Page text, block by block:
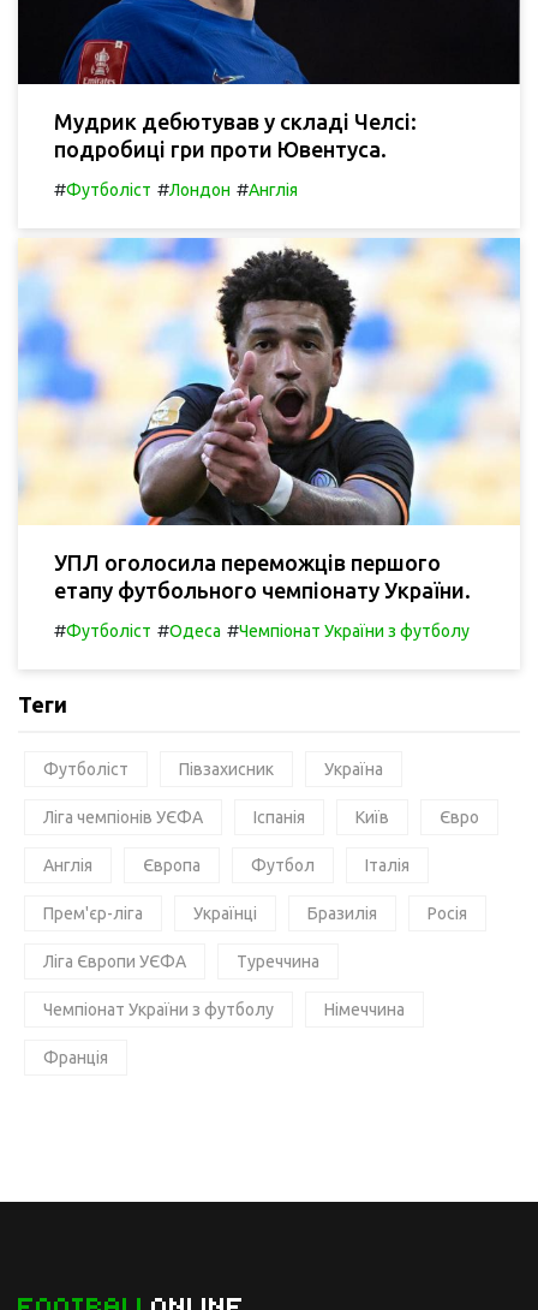
Мудрик дебютував у складі Челсі:
подробиці гри проти Ювентуса.
#Футболіст #Лондон #Англія
УПЛ оголосила переможців першого
етапу футбольного чемпіонату України.
#Футболіст #Одеса #Чемпіонат України з футболу
Теги
Футболіст Півзахисник Україна
Ліга чемпіонів УЄФА Іспанія Київ Євро
Англія Європа Футбол Італія
Прем'єр-ліга Українці Бразилія Росія
Ліга Європи УЄФА Туреччина
Чемпіонат України з футболу Німеччина
Франція